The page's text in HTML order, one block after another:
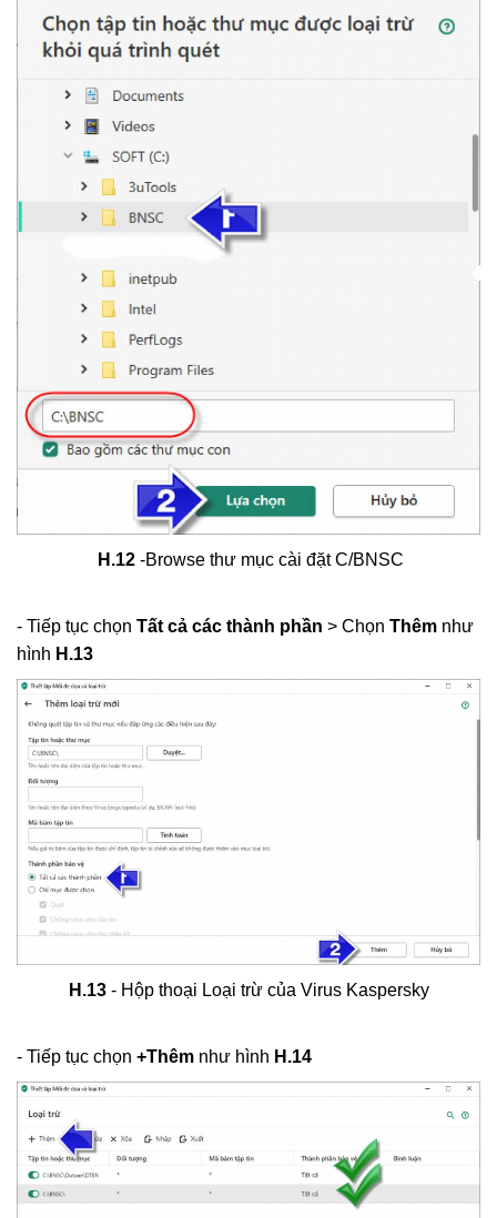
H.12 -Browse thư mục cài đặt C/BNSC
- Tiếp tục chọn Tất cả các thành phần > Chọn Thêm như
hình H.13
H.13 - Hộp thoại Loại trừ của Virus Kaspersky
- Tiếp tục chọn +Thêm như hình H.14